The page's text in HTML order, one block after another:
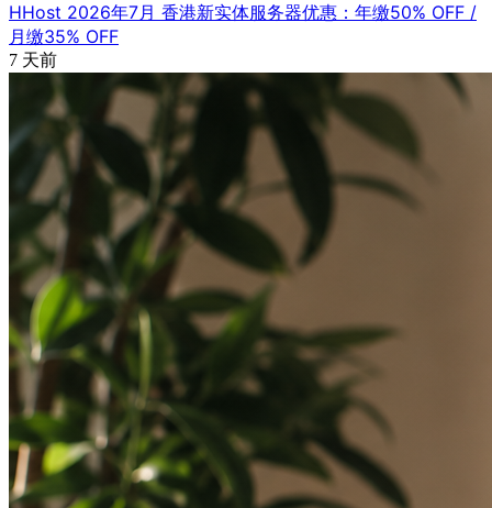
HHost 2026年7月 香港新实体服务器优惠：年缴50% OFF /
月缴35% OFF
7 天前